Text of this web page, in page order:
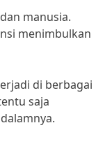
manusia.
menimbulkan
di berbagai
saja